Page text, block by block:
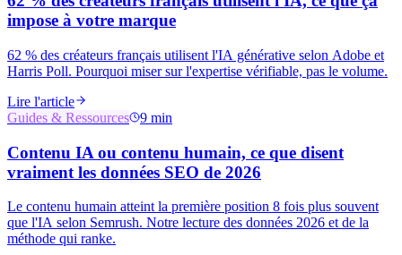
impose à votre marque
62 % des créateurs français utilisent l'IA générative selon Adobe et
Harris Poll. Pourquoi miser sur l'expertise vérifiable, pas le volume.
Lire l'article
Guides & Ressources
9 min
Contenu IA ou contenu humain, ce que disent
vraiment les données SEO de 2026
Le contenu humain atteint la première position 8 fois plus souvent
que l'IA selon Semrush. Notre lecture des données 2026 et de la
méthode qui ranke.